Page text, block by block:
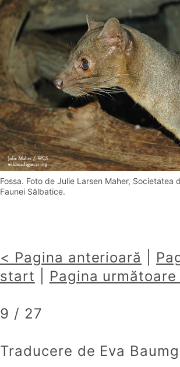
Fossa. Foto de Julie Larsen Maher, Societatea
Faunei Sălbatice.
< Pagina anterioară
start
Pagina următoare
9 / 27
Traducere de Eva